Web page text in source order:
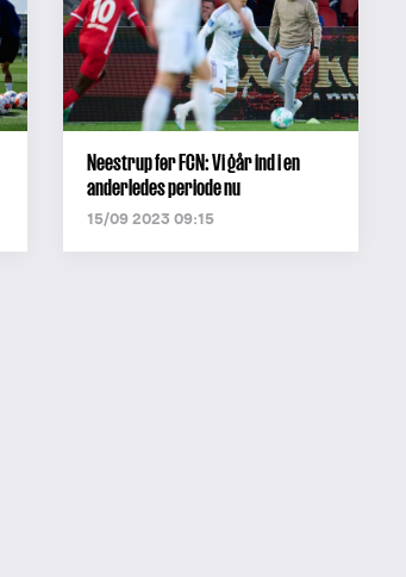
Neestrup før FCN: Vi går ind i en
anderledes periode nu
15/09 2023 09:15